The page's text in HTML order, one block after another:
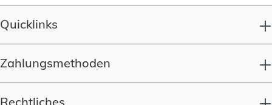
Quicklinks
Zahlungsmethoden
Rechtliches